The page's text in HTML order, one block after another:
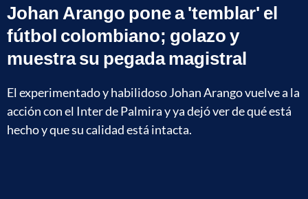
Johan Arango pone a 'temblar' el
fútbol colombiano; golazo y
muestra su pegada magistral
El experimentado y habilidoso Johan Arango vuelve a la
acción con el Inter de Palmira y ya dejó ver de qué está
hecho y que su calidad está intacta.